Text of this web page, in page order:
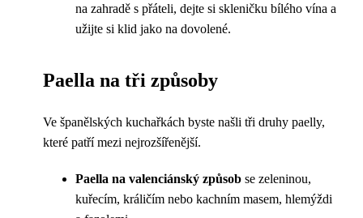
na zahradě s přáteli, dejte si skleničku bílého vína a
užijte si klid jako na dovolené.
Paella na tři způsoby
Ve španělských kuchařkách byste našli tři druhy paelly,
které patří mezi nejrozšířenější.
Paella na valenciánský způsob se zeleninou,
kuřecím, králičím nebo kachním masem, hlemýždi